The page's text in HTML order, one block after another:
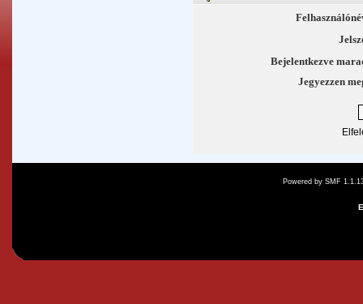
Bejelentkezve
Jegyezzen
Powered by SMF